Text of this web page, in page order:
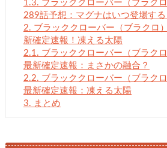
1.3. ブラッククローバー（ブラク
289話予想：マグナはいつ登場する
2. ブラッククローバー（ブラクロ
新確定速報！凍える太陽
2.1. ブラッククローバー（ブラク
最新確定速報：まさかの融合？
2.2. ブラッククローバー（ブラク
最新確定速報：凍える太陽
3. まとめ